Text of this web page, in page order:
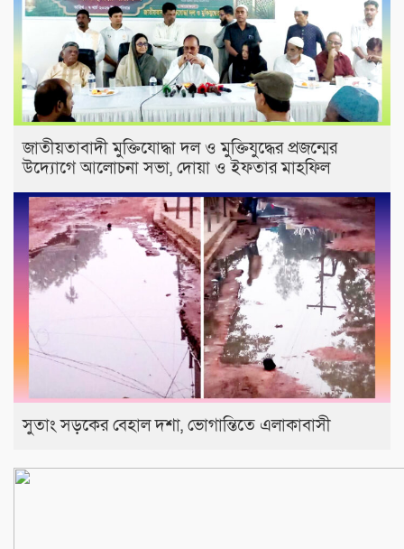
জাতীয়তাবাদী মুক্তিযোদ্ধা দল ও মুক্তিযুদ্ধের প্রজন্মের
উদ্যোগে আলোচনা সভা, দোয়া ও ইফতার মাহফিল
সুতাং সড়কের বেহাল দশা, ভোগান্তিতে এলাকাবাসী